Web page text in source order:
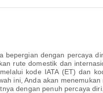
bepergian dengan percaya
rute domestik dan
kode IATA (ET) dan
ini, Anda akan
dengan penuh percaya diri.